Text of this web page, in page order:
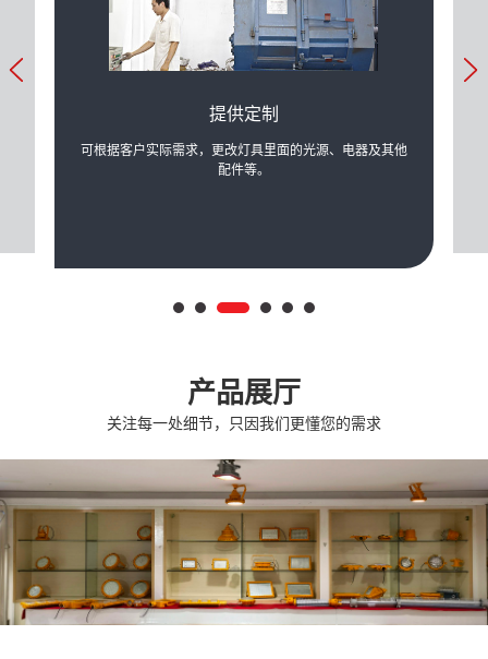
提供定制
可根据客户实际需求，更改灯具里面的光源、电器及其他
配件等。
产品展厅
关注每一处细节，只因我们更懂您的需求